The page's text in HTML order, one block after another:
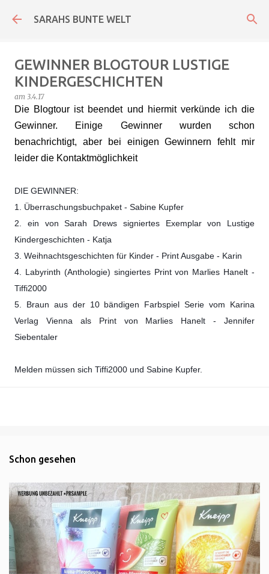
Direkt zum Hauptbereich
SARAHS BUNTE WELT
GEWINNER BLOGTOUR LUSTIGE
KINDERGESCHICHTEN
am 3.4.17
Die Blogtour ist beendet und hiermit verkünde ich die
Gewinner. Einige Gewinner wurden schon
benachrichtigt, aber bei einigen Gewinnern fehlt mir
leider die Kontaktmöglichkeit
DIE GEWINNER:
1. Überraschungsbuchpaket - Sabine Kupfer
2. ein von Sarah Drews signiertes Exemplar von Lustige
Kindergeschichten - Katja
3. Weihnachtsgeschichten für Kinder - Print Ausgabe - Karin
4. Labyrinth (Anthologie) singiertes Print von Marlies Hanelt -
Tiffi2000
5. Braun aus der 10 bändigen Farbspiel Serie vom Karina
Verlag Vienna als Print von Marlies Hanelt - Jennifer
Siebentaler
Melden müssen sich Tiffi2000 und Sabine Kupfer.
Schon gesehen